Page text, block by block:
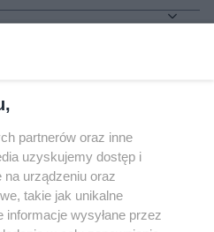
Facebooku
- mądry Polak
partnerów oraz inne
uzyskujemy dostęp i
urządzeniu oraz
takie jak unikalne
informacje wysyłane przez